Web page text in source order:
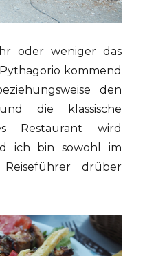
oder weniger das
kommend
den
die klassische
Restaurant wird
ich bin sowohl im
drüber